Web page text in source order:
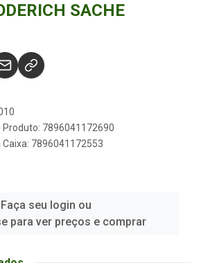
SACHE
Produto: 7896041172690
7896041172553
Faça seu login ou
para ver preços e comprar